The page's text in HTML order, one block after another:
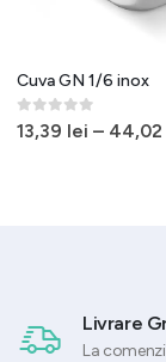
Cuva GN 1/6 inox
0out of 5
13,39 lei – 44,02
Livrare
La